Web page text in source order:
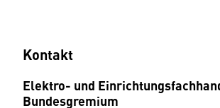
Kontakt
Elektro- und
Bundesgremium